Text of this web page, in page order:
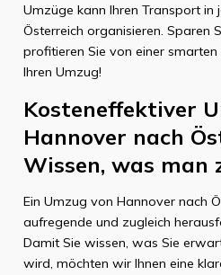
Umzüge kann Ihren Transport in
Österreich organisieren. Sparen
profitieren Sie von einer
Ihren Umzug!
Kosteneffektiver
Hannover nach
Wissen, was man
Ein Umzug von Hannover nach
aufregende und zugleich
Damit Sie wissen, was Sie
wird, möchten wir Ihnen eine